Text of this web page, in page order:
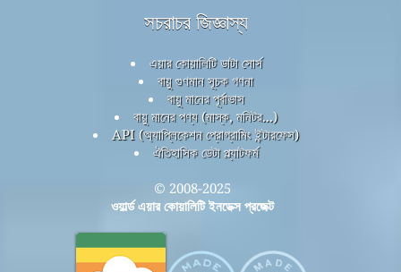
সচরাচর জিজ্ঞাস্য
এয়ার কোয়ালিটি ডাটা সোর্স
বায়ু গুণমান সূচক গণনা
বায়ু মানের পূর্বাভাস
বায়ু মানের পণ্য (মাস্ক, মনিটর...)
API (অ্যাপ্লিকেশন প্রোগ্রামিং ইন্টারফেস)
ঐতিহাসিক ডেটা প্ল্যাটফর্ম
© 2008-2025
ওয়ার্ল্ড এয়ার কোয়ালিটি ইনডেক্স প্রজেক্ট